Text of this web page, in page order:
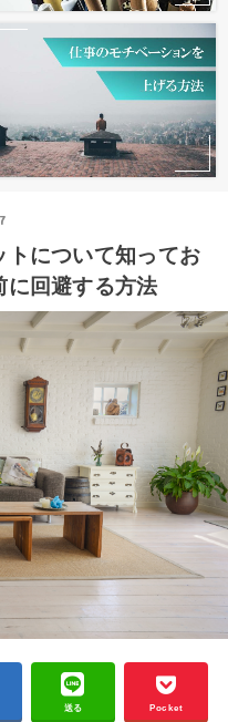
について知ってお
に回避する方法
送る Pocket